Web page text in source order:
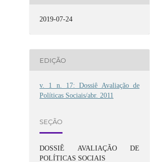
2019-07-24
EDIÇÃO
v. 1 n. 17: Dossiê Avaliação de
Políticas Sociais/abr. 2011
SEÇÃO
DOSSIÊ AVALIAÇÃO DE
POLÍTICAS SOCIAIS